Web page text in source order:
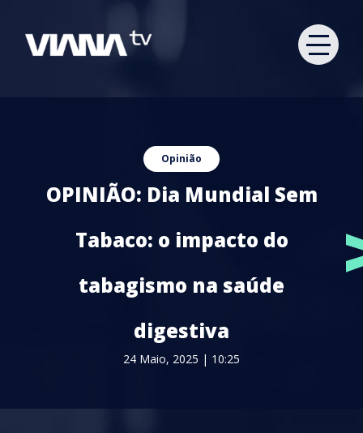
Opinião
OPINIÃO: Dia Mundial Sem
Tabaco: o impacto do
tabagismo na saúde
digestiva
24 Maio, 2025 | 10:25